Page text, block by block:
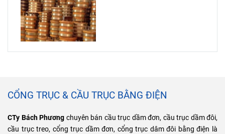
CỔNG TRỤC & CẦU TRỤC BẰNG ĐIỆN
CTy Bách Phương chuyên bán cầu trục dầm đơn, cầu trục dầm đôi,
cầu trục treo, cổng trục dầm đơn, cổng trục dâm đôi bằng điện là